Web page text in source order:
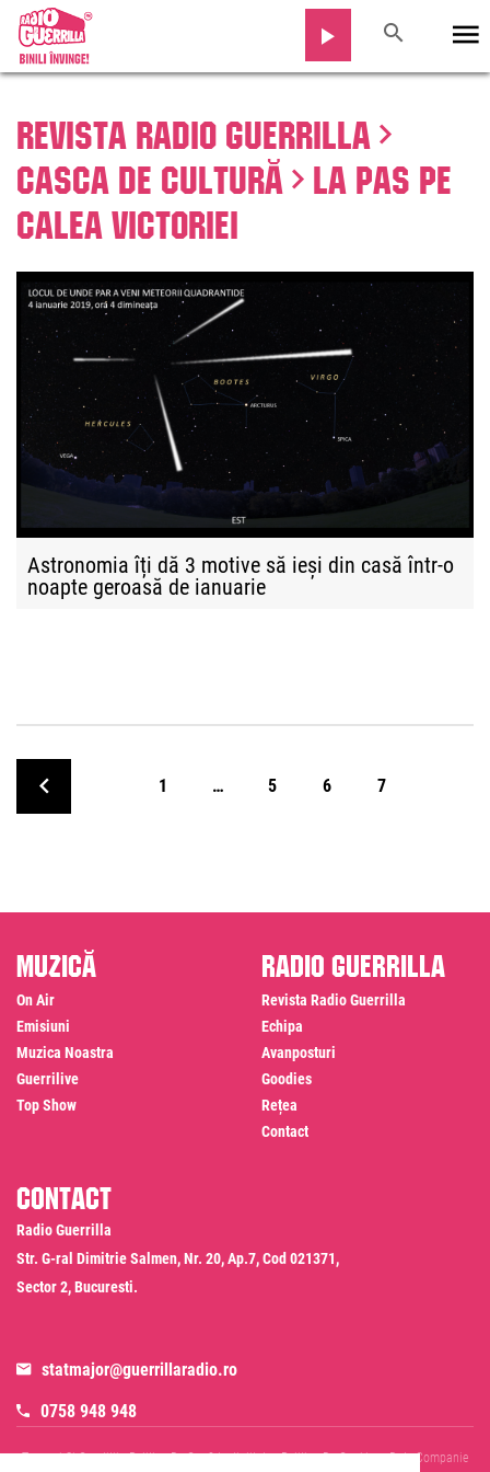
Revista Radio Guerrilla
Casca de cultură La pas pe
Calea Victoriei
Astronomia îți dă 3 motive să ieși din casă într-o
noapte geroasă de ianuarie
1 … 5 6 7
Muzică
On Air
Emisiuni
Muzica Noastra
Guerrilive
Top Show
Radio Guerrilla
Revista Radio Guerrilla
Echipa
Avanposturi
Goodies
Rețea
Contact
Contact
Radio Guerrilla
Str. G-ral Dimitrie Salmen, Nr. 20, Ap.7, Cod 021371,
Sector 2, Bucuresti.
statmajor@guerrillaradio.ro
0758 948 948
Termeni Si Conditii Politica De Confidentialitate Politica De Cookies Date Companie